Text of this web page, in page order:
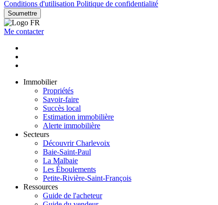
Conditions d'utilisation Politique de confidentialité
Soumettre
Me contacter
Immobilier
Propriétés
Savoir-faire
Succès local
Estimation immobilière
Alerte immobilière
Secteurs
Découvrir Charlevoix
Baie-Saint-Paul
La Malbaie
Les Éboulements
Petite-Rivière-Saint-François
Ressources
Guide de l'acheteur